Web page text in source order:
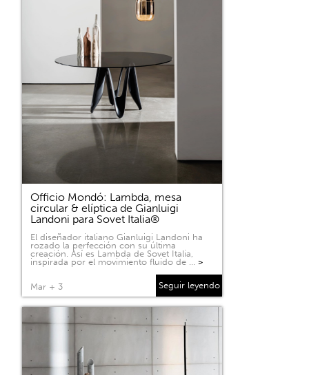
Officio Mondó: Lambda, mesa
circular & elíptica de Gianluigi
Landoni para Sovet Italia®
El diseñador italiano Gianluigi Landoni ha
rozado la perfección con su última
creación. Así es Lambda de Sovet Italia,
inspirada por el movimiento fluido de … >
Mar + 3 Seguir leyendo